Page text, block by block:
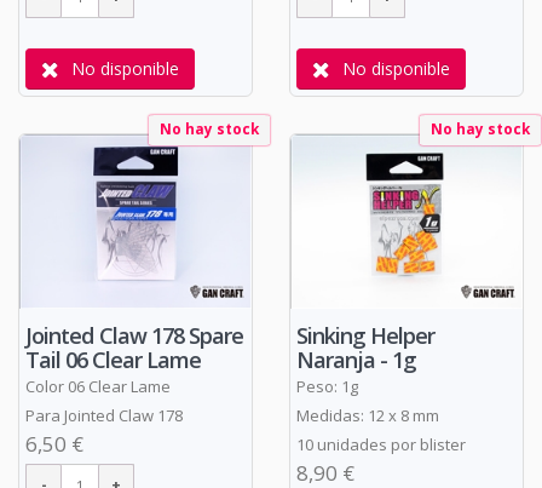
No disponible No disponible
No hay stock
Jointed Claw 178 Spare
Tail 06 Clear Lame
Color 06 Clear Lame
Para Jointed Claw 178
6,50 €
No hay stock
Sinking Helper
Naranja - 1g
Peso: 1g
Medidas: 12 x 8 mm
10 unidades por blister
8,90 €